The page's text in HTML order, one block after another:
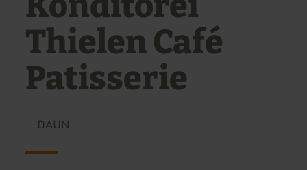
Thielen Café
Patisserie
DAUN